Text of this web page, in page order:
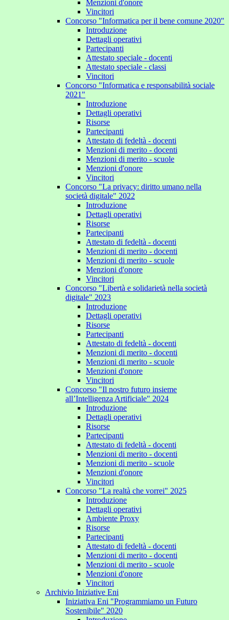
Menzioni d'onore
Vincitori
Concorso "Informatica per il bene comune 2020"
Introduzione
Dettagli operativi
Partecipanti
Attestato speciale - docenti
Attestato speciale - classi
Vincitori
Concorso "Informatica e responsabilità sociale
2021"
Introduzione
Dettagli operativi
Risorse
Partecipanti
Attestato di fedeltà - docenti
Menzioni di merito - docenti
Menzioni di merito - scuole
Menzioni d'onore
Vincitori
Concorso "La privacy: diritto umano nella
società digitale" 2022
Introduzione
Dettagli operativi
Risorse
Partecipanti
Attestato di fedeltà - docenti
Menzioni di merito - docenti
Menzioni di merito - scuole
Menzioni d'onore
Vincitori
Concorso "Libertà e solidarietà nella società
digitale" 2023
Introduzione
Dettagli operativi
Risorse
Partecipanti
Attestato di fedeltà - docenti
Menzioni di merito - docenti
Menzioni di merito - scuole
Menzioni d'onore
Vincitori
Concorso "Il nostro futuro insieme
all’Intelligenza Artificiale" 2024
Introduzione
Dettagli operativi
Risorse
Partecipanti
Attestato di fedeltà - docenti
Menzioni di merito - docenti
Menzioni di merito - scuole
Menzioni d'onore
Vincitori
Concorso "La realtà che vorrei" 2025
Introduzione
Dettagli operativi
Ambiente Proxy
Risorse
Partecipanti
Attestato di fedeltà - docenti
Menzioni di merito - docenti
Menzioni di merito - scuole
Menzioni d'onore
Vincitori
Archivio Iniziative Eni
Iniziativa Eni "Programmiamo un Futuro
Sostenibile" 2020